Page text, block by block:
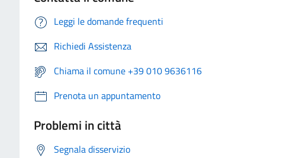
Leggi le domande frequenti
Richiedi Assistenza
Chiama il comune +39 010 9636116
Prenota un appuntamento
Problemi in città
Segnala disservizio